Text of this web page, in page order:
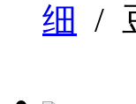
细 /